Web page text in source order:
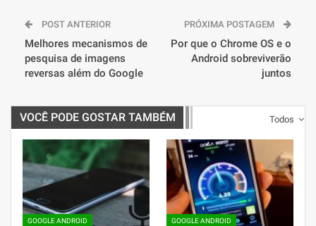
POST ANTERIOR
Melhores mecanismos de
pesquisa de imagens
reversas além do Google
PRÓXIMA POSTAGEM
Por que o Chrome OS e o
Android sobreviverão
juntos
Todos
VOCÊ PODE GOSTAR TAMBÉM
GOOGLE ANDROID GOOGLE ANDROID